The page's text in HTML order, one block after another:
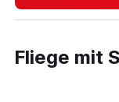
Fliege mit